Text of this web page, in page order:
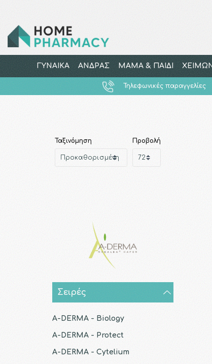
ΓΥΝΑΙΚΑ ΑΝΔΡΑΣ ΜΑΜΑ & ΠΑΙΔΙ
Τηλεφωνικές παραγγελίες
Ταξινόμηση Προβολή
Σειρές
A-DERMA - Biology
A-DERMA - Protect
A-DERMA - Cytelium